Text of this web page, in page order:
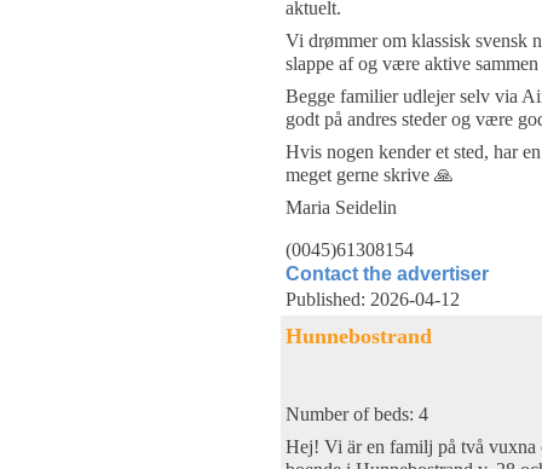
aktuelt.
Vi drømmer om klassisk svensk
slappe af og være aktive
Begge familier udlejer selv via
godt på andres steder og være
Hvis nogen kender et sted, har
meget gerne skrive 🙏
Maria Seidelin
(0045)61308154
Contact the advertiser
Published: 2026-04-12
Hunnebostrand
Number of beds: 4
Hej! Vi är en familj på två vuxna